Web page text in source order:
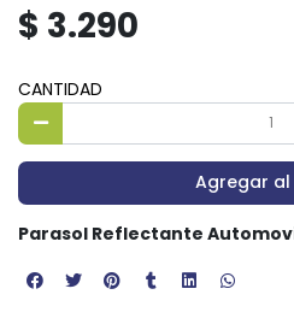
$ 3.290
CANTIDAD
Agregar
Parasol Reflectante